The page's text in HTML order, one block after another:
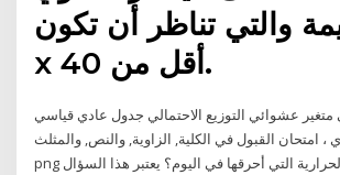
والتي تناظر أن تكون
x أقل من 40.
متغير عشوائي التوزيع الاحتمالي جدول عادي قياسي
، امتحان القبول في الكلية, الزاوية, والنص, والمثلث
png كم عدد السعرات الحرارية التي أحرقها في اليوم؟ يعتبر هذا السؤال